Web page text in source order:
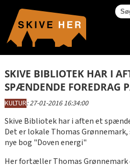
SKIVE BIBLIOTEK HAR I
SPÆNDENDE FOREDRAG
KULTUR:27-01-2016 16:34:00
Skive Bibliotek har i aften et
Det er lokale Thomas
nye bog "Doven energi"
Her fortæller Thomas Grønnemark